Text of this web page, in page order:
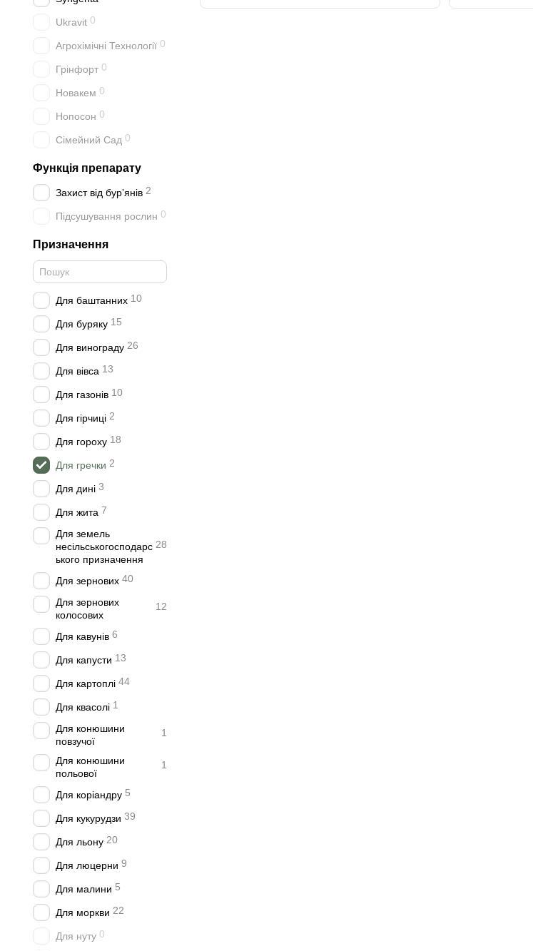
Ukravit 0
Агрохімічні Технології 0
Грінфорт 0
Новакем 0
Нопосон 0
Сімейний Сад 0
Функція препарату
Захист від бурʼянів 2
Підсушування рослин 0
Призначення
Для баштанних 10
Для буряку 15
Для винограду 26
Для вівса 13
Для газонів 10
Для гірчиці 2
Для гороху 18
Для гречки 2
Для дині 3
Для жита 7
Для земель
несільськогосподарс
ького призначення
28
Для зернових 40
Для зернових
колосових
12
Для кавунів 6
Для капусти 13
Для картоплі 44
Для квасолі 1
Для конюшини
повзучої
1
Для конюшини
польової
1
Для коріандру 5
Для кукурудзи 39
Для льону 20
Для люцерни 9
Для малини 5
Для моркви 22
Для нуту 0